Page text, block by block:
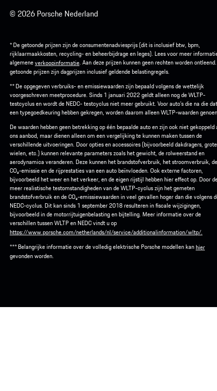
© 2026 Porsche Nederland
* De getoonde prijzen zijn de consumentenadviesprijs (dit is inclusief btw, bpm,
rijklaarmaakkosten, recycling- en beheerbijdrage en leges). Lees voor meer
algemeneverkoopinformatie. Aan deze prijzen kunnen geen rechten worden
getoonde prijzen zijn dagprijzen inclusief geldende belastingregels.
** De opgegeven verbruiks- en emissiewaarden zijn bepaald volgens de wettelijk
voorgeschreven meetprocedure. Sinds 1 januari 2022 geldt alleen nog de WLTP-
testcyclus en wordt de NEDC- testcyclus niet meer gebruikt. Voor auto’s die na die
een typegoedkeuring hebben gekregen, worden daarom alleen WLTP-waarden
De waarden hebben geen betrekking op één bepaalde auto en zijn ook niet gekoppeld
ons aanbod, maar dienen alleen om een vergelijking te kunnen maken tussen de
verschillende uitvoeringen. Door opties en accessoires (bijvoorbeeld dakdragers,
wielen, etc.) kunnen relevante parameters zoals het gewicht, de rolweerstand en
aerodynamica veranderen. Deze kunnen het brandstofverbruik, het stroomverbruik, de
CO₂-emissie en de rijprestaties van een auto beïnvloeden. Ook externe factoren,
bijvoorbeeld het weer en het verkeer, en de eigen rijstijl hebben hier effect op. Door
meer realistische testomstandigheden van de WLTP-cyclus zijn het gemeten
brandstofverbruik en de CO₂-emissiewaarden in veel gevallen hoger dan die volgens
NEDC-cyclus. Dit kan sinds 1 september 2018 resulteren in fiscale wijzigingen,
bijvoorbeeld in de motorrijtuigenbelasting en bijtelling. Meer informatie over de
verschillen tussen WLTP en NEDC vindt u op
https://www.porsche.com/netherlands/nl/service/additionalinformation/wltp/.
*** Belangrijke informatie over de volledig elektrische Porsche modellen kanhier
gevonden worden.